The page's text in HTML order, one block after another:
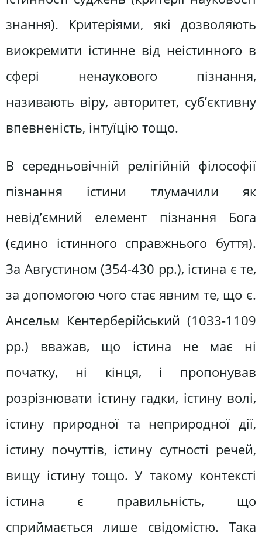
знання). Критеріями, які дозволяють
виокремити істинне від неістинного в
сфері ненаукового пізнання,
називають віру, авторитет, суб’єктивну
впевненість, інтуїцію тощо.
В середньовічній релігійній філософії
пізнання істини тлумачили як
невід’ємний елемент пізнання Бога
(єдино істинного справжнього буття).
За Августином (354-430 рр.), істина є те,
за допомогою чого стає явним те, що є.
Ансельм Кентерберійський (1033-1109
рр.) вважав, що істина не має ні
початку, ні кінця, і пропонував
розрізнювати істину гадки, істину волі,
істину природної та неприродної дії,
істину почуттів, істину сутності речей,
вищу істину тощо. У такому контексті
істина є правильність, що
сприймається лише свідомістю. Така